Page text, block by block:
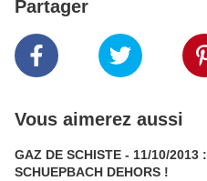
Partager
Vous aimerez aussi
GAZ DE SCHISTE - 11/10/2013 :
SCHUEPBACH DEHORS !